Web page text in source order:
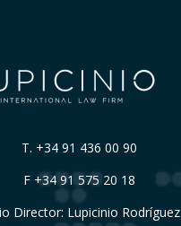
T. +34 91 436 00 90
F +34 91 575 20 18
Director: Lupicinio Rodríguez